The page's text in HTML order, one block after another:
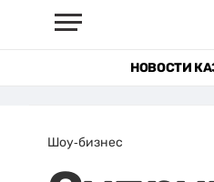
НОВОСТИ
Шоу-бизнес